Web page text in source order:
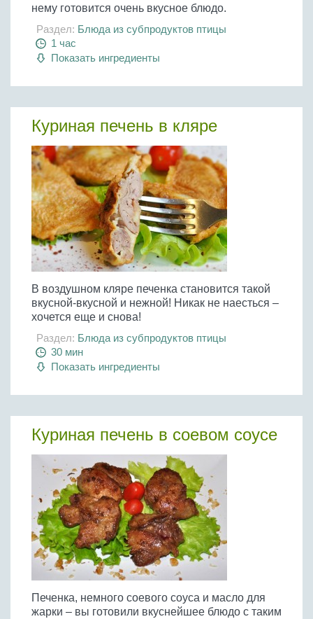
нему готовится очень вкусное блюдо.
Раздел: Блюда из субпродуктов птицы
1 час
Показать ингредиенты
Куриная печень в кляре
В воздушном кляре печенка становится такой
вкусной-вкусной и нежной! Никак не наесться –
хочется еще и снова!
Раздел: Блюда из субпродуктов птицы
30 мин
Показать ингредиенты
Куриная печень в соевом соусе
Печенка, немного соевого соуса и масло для
жарки – вы готовили вкуснейшее блюдо с таким